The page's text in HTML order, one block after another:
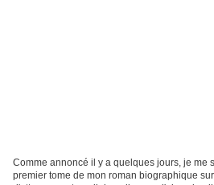
Comme annoncé il y a quelques jours, je me
premier tome de mon roman biographique